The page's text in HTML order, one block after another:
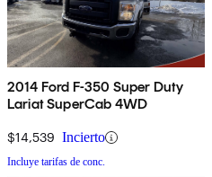
2014 Ford F-350 Super Duty
Lariat SuperCab 4WD
$14,539 Incierto
Incluye tarifas de conc.